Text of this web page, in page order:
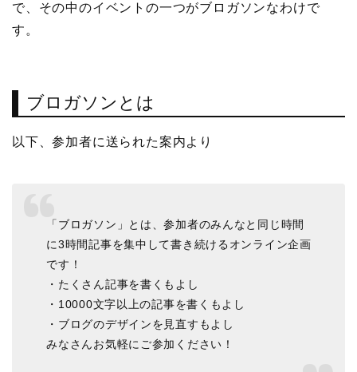
で、その中のイベントの一つがブロガソンなわけで
す。
ブロガソンとは
以下、参加者に送られた案内より
「ブロガソン」とは、参加者のみんなと同じ時間
に3時間記事を集中して書き続けるオンライン企画
です！
・たくさん記事を書くもよし
・10000文字以上の記事を書くもよし
・ブログのデザインを見直すもよし
みなさんお気軽にご参加ください！